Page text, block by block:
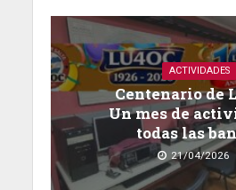
ACTIVIDADES
Centenario de
Un mes de
todas las
21/04/2026